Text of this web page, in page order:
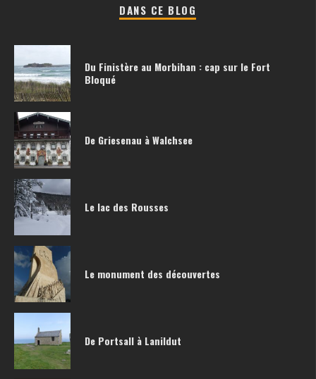
DANS CE BLOG
Du Finistère au Morbihan : cap sur le Fort
Bloqué
De Griesenau à Walchsee
Le lac des Rousses
Le monument des découvertes
De Portsall à Lanildut